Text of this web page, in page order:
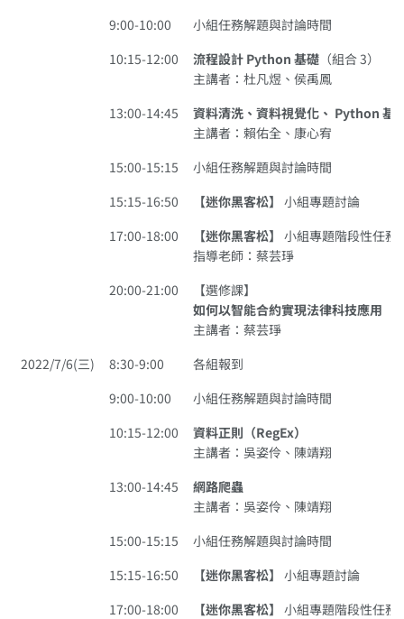
9:00-10:00
小組任務解題與討論時間
10:15-12:00
流程設計 Python 基礎 （組合 3）
主講者：杜凡煜、侯禹鳳
13:00-14:45
資料清洗、資料視覺化、 Python 基
主講者：賴佑全、康心宥
15:00-15:15
小組任務解題與討論時間
15:15-16:50
【迷你黑客松】 小組專題討論
17:00-18:00
【迷你黑客松】 小組專題階段性任務
指導老師：蔡芸琤
20:00-21:00
【選修課】
如何以智能合約實現法律科技應用
主講者：蔡芸琤
2022/7/6(三)
8:30-9:00
各組報到
9:00-10:00
小組任務解題與討論時間
10:15-12:00
資料正則（RegEx）
主講者：吳姿伶、陳靖翔
13:00-14:45
網路爬蟲
主講者：吳姿伶、陳靖翔
15:00-15:15
小組任務解題與討論時間
15:15-16:50
【迷你黑客松】 小組專題討論
17:00-18:00
【迷你黑客松】 小組專題階段性任務